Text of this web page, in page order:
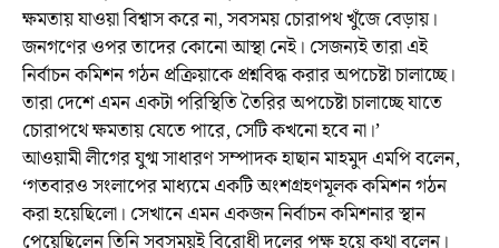
ক্ষমতায় যাওয়া বিশ্বাস করে না, সবসময় চোরাপথ খুঁজে বেড়ায়।
জনগণের ওপর তাদের কোনো আস্থা নেই। সেজন্যই তারা এই
নির্বাচন কমিশন গঠন প্রক্রিয়াকে প্রশ্নবিদ্ধ করার অপচেষ্টা চালাচ্ছে।
তারা দেশে এমন একটা পরিস্থিতি তৈরির অপচেষ্টা চালাচ্ছে যাতে
চোরাপথে ক্ষমতায় যেতে পারে, সেটি কখনো হবে না।’
আওয়ামী লীগের যুগ্ম সাধারণ সম্পাদক হাছান মাহমুদ এমপি বলেন,
‘গতবারও সংলাপের মাধ্যমে একটি অংশগ্রহণমূলক কমিশন গঠন
করা হয়েছিলো। সেখানে এমন একজন নির্বাচন কমিশনার স্থান